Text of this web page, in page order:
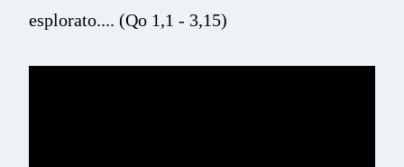
esplorato.... (Qo 1,1 - 3,15)